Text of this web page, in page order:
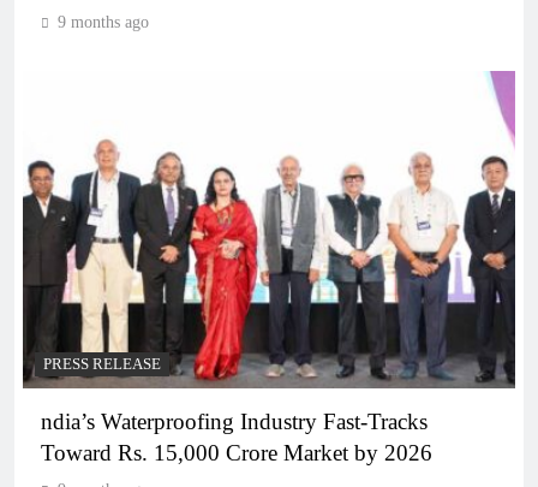
9 months ago
PRESS RELEASE
ndia’s Waterproofing Industry Fast-Tracks
Toward Rs. 15,000 Crore Market by 2026